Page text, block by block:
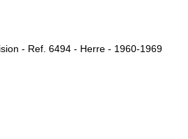
- Ref. 6494 - Herre - 1960-1969